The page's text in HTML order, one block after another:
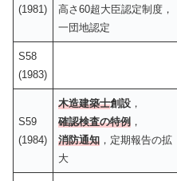
(1981)
高さ60超大臣認定制度，
一団地認定
S58
(1983)
S59
(1984)
木造建築士創設 ，
確認検査の特例 ，
消防通知 ，定期報告の拡
大